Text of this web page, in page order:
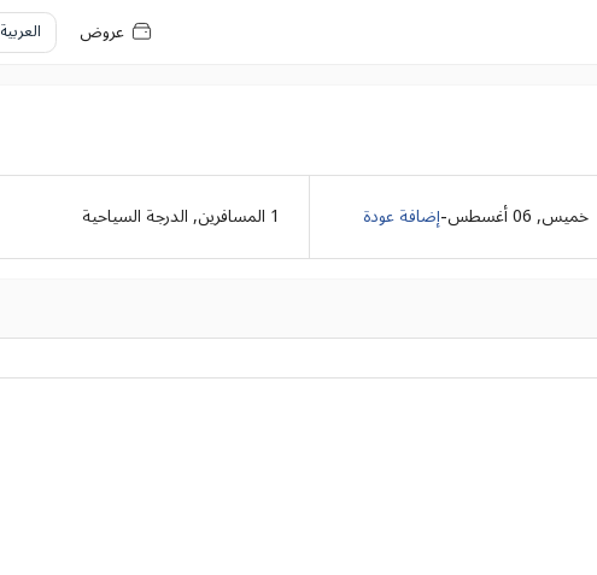
عروض العربية
خميس, 06 أغسطس -إضافة عودة 1 المسافرين,الدرجة السياحية